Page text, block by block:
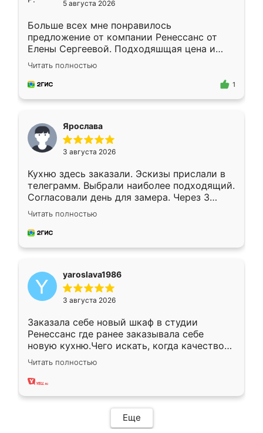
5 августа 2026
Больше всех мне понравилось
предложение от компании Ренессанс от
Елены Сергеевой. Подходяшщая цена и
короткие сроки изготовления. Приехавший
для замера сотрудник Владислав
предложил по моему эскизу самый
Читать полностью
1
Ярослава
3 августа 2026
Кухню здесь заказали. Эскизы прислали в
телеграмм. Выбрали наиболее подходящий.
Согласовали день для замера. Через 3
недели кухня была уже готова. Остались
довольны работой. Спасибо Ренессанс
мебель за качественную работу!
Читать полностью
yaroslava1986
3 августа 2026
Заказала себе новый шкаф в студии
Ренессанс где ранее заказывала себе
новую кухню.Чего искать, когда качеством
вполне довольна. Служит кухня уже почти
два года, нареканий нет.
Читать полностью
Еще